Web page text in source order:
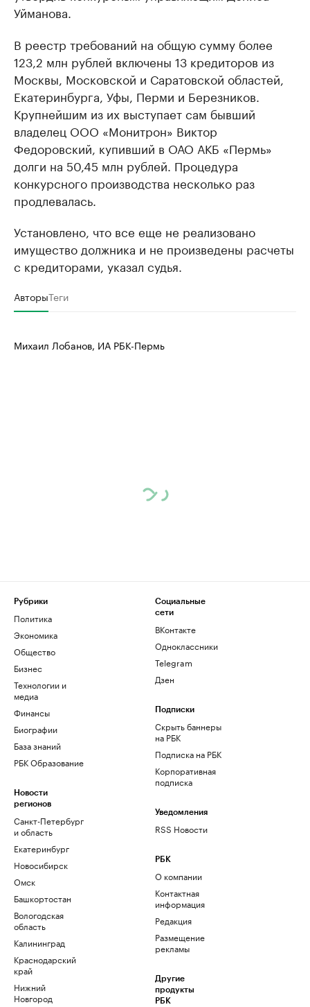
Уйманова.
В реестр требований на общую сумму более
123,2 млн рублей включены 13 кредиторов из
Москвы, Московской и Саратовской областей,
Екатеринбурга, Уфы, Перми и Березников.
Крупнейшим из их выступает сам бывший
владелец ООО «Монитрон» Виктор
Федоровский, купивший в ОАО АКБ «Пермь»
долги на 50,45 млн рублей. Процедура
конкурсного производства несколько раз
продлевалась.
Установлено, что все еще не реализовано
имущество должника и не произведены расчеты
с кредиторами, указал судья.
АвторыТеги
Михаил Лобанов, ИА РБК-Пермь
Рубрики
Политика
Экономика
Общество
Бизнес
Технологии и
медиа
Финансы
Биографии
База знаний
РБК Образование
Новости
регионов
Санкт-Петербург
и область
Екатеринбург
Новосибирск
Омск
Башкортостан
Вологодская
область
Калининград
Краснодарский
край
Нижний
Новгород
Социальные
сети
ВКонтакте
Одноклассники
Telegram
Дзен
Подписки
Скрыть баннеры
на РБК
Подписка на РБК
Корпоративная
подписка
Уведомления
RSS Новости
РБК
О компании
Контактная
информация
Редакция
Размещение
рекламы
Другие
продукты
РБК